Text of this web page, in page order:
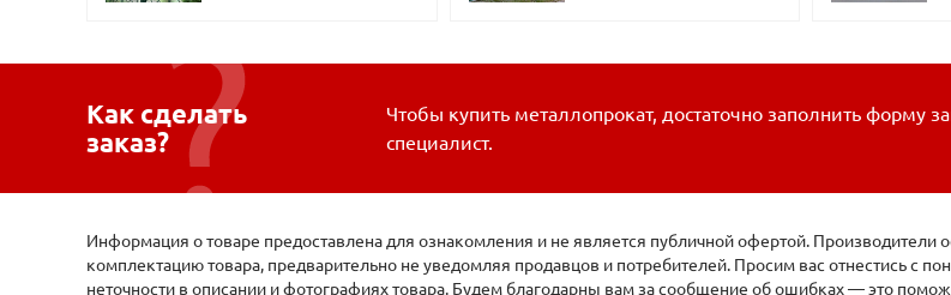
Как сделать
заказ?
Чтобы купить металлопрокат, достаточно заполнить форму
специалист.
Информация о товаре предоставлена для ознакомления и не является публичной офертой. Производители
комплектацию товара, предварительно не уведомляя продавцов и потребителей. Просим вас отнестись с
неточности в описании и фотографиях товара. Будем благодарны вам за сообщение об ошибках — это